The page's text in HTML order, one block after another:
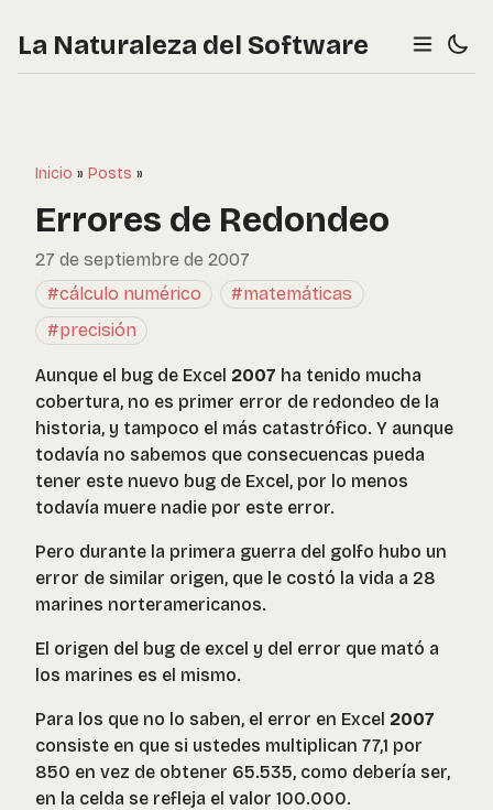
La Naturaleza del Software
Inicio » Posts »
Errores de Redondeo
27 de septiembre de 2007
#cálculo numérico
#matemáticas
#precisión
Aunque el bug de Excel 2007 ha tenido mucha
cobertura, no es primer error de redondeo de la
historia, y tampoco el más catastrófico. Y aunque
todavía no sabemos que consecuencas pueda
tener este nuevo bug de Excel, por lo menos
todavía muere nadie por este error.
Pero durante la primera guerra del golfo hubo un
error de similar origen, que le costó la vida a 28
marines norteramericanos.
El origen del bug de excel y del error que mató a
los marines es el mismo.
Para los que no lo saben, el error en Excel 2007
consiste en que si ustedes multiplican 77,1 por
850 en vez de obtener 65.535, como debería ser,
en la celda se refleja el valor 100.000.